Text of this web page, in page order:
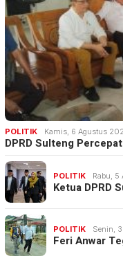
POLITIK Kamis, 6 Agustus
DPRD Sulteng
POLITIK Rabu,
Ketua DPRD
POLITIK Senin,
Feri Anwar